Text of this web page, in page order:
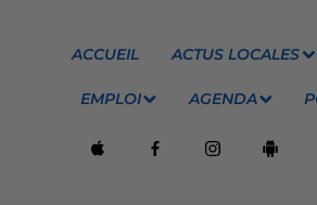
ACCUEIL ACTUS LOCALES
EMPLOI AGENDA